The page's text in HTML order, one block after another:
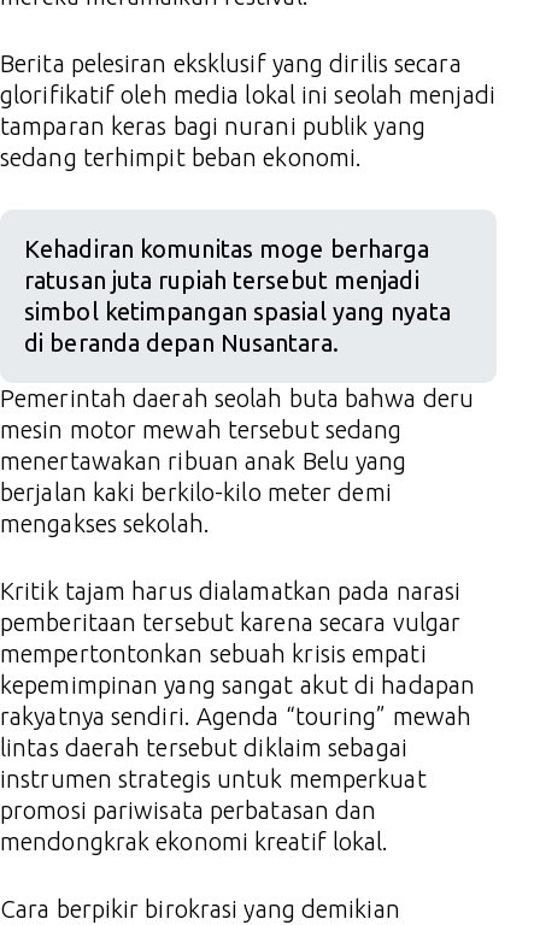
Berita pelesiran eksklusif yang dirilis secara
glorifikatif oleh media lokal ini seolah menjadi
tamparan keras bagi nurani publik yang
sedang terhimpit beban ekonomi.
Kehadiran komunitas moge berharga
ratusan juta rupiah tersebut menjadi
simbol ketimpangan spasial yang nyata
di beranda depan Nusantara.
Pemerintah daerah seolah buta bahwa deru
mesin motor mewah tersebut sedang
menertawakan ribuan anak Belu yang
berjalan kaki berkilo-kilo meter demi
mengakses sekolah.
Kritik tajam harus dialamatkan pada narasi
pemberitaan tersebut karena secara vulgar
mempertontonkan sebuah krisis empati
kepemimpinan yang sangat akut di hadapan
rakyatnya sendiri. Agenda “touring” mewah
lintas daerah tersebut diklaim sebagai
instrumen strategis untuk memperkuat
promosi pariwisata perbatasan dan
mendongkrak ekonomi kreatif lokal.
Cara berpikir birokrasi yang demikian